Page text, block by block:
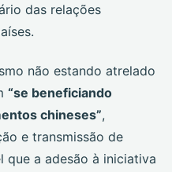
das relações
não estando atrelado
“se beneficiando
chineses”,
e transmissão de
que a adesão à iniciativa